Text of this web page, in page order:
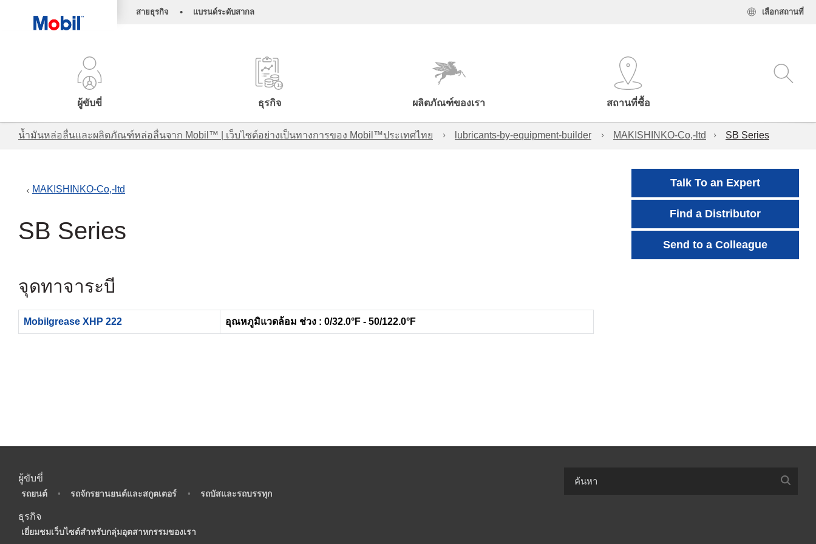
สายธุรกิจ • แบรนด์ระดับสากล เลือกสถานที่
ผู้ขับขี่ ธุรกิจ ผลิตภัณฑ์ของเรา สถานที่ซื้อ
น้ำมันหล่อลื่นและผลิตภัณฑ์หล่อลื่นจาก Mobil™ | เว็บไซต์อย่างเป็นทางการของ Mobil™ประเทศไทย lubricants-by-equipment-builder MAKISHINKO-Co,-ltd SB Series
MAKISHINKO-Co,-ltd
SB Series
จุดทาจาระบี
Mobilgrease XHP 222 อุณหภูมิแวดล้อม ช่วง : 0/32.0°F - 50/122.0°F
Talk To an Expert
Find a Distributor
Send to a Colleague
ผู้ขับขี่
รถยนต์ • รถจักรยานยนต์และสกูตเตอร์ • รถบัสและรถบรรทุก
ธุรกิจ
เยี่ยมชมเว็บไซต์สำหรับกลุ่มอุตสาหกรรมของเรา